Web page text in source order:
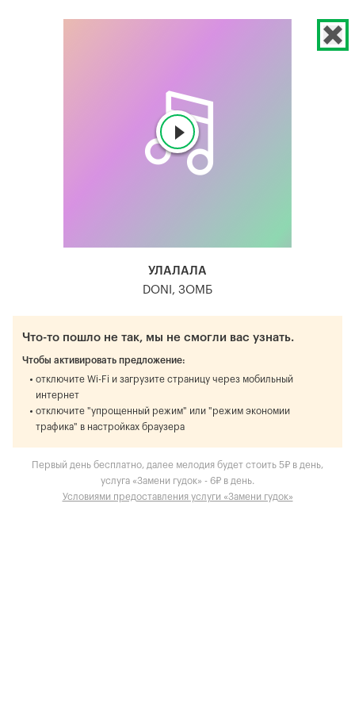
УЛАЛАЛА
DONI, ЗОМБ
Что-то пошло не так, мы не смогли вас узнать.
Чтобы активировать предложение:
отключите Wi-Fi и загрузите страницу через мобильный
интернет
отключите "упрощенный режим" или "режим экономии
трафика" в настройках браузера
Первый день бесплатно, далее мелодия будет стоить 5₽ в день,
услуга «Замени гудок» - 6₽ в день.
Условиями предоставления услуги «Замени гудок»